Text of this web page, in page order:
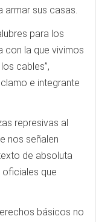
armar sus casas.
para los
con la que vivimos
cables”,
e integrante
represivas al
nos señalen
de absoluta
que
básicos no